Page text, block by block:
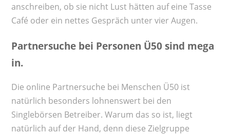
anschreiben, ob sie nicht Lust hätten auf eine Tasse
Café oder ein nettes Gespräch unter vier Augen.
Partnersuche bei Personen Ü50 sind mega
in.
Die online Partnersuche bei Menschen Ü50 ist
natürlich besonders lohnenswert bei den
Singlebörsen Betreiber. Warum das so ist, liegt
natürlich auf der Hand, denn diese Zielgruppe